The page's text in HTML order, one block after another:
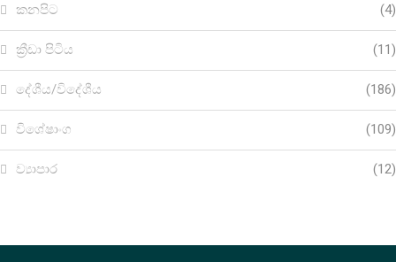
කනපිට (4)
ක්‍රීඩා පිටිය (11)
දේශීය/විදේශීය (186)
විශේෂාංග (109)
ව්‍යාපාර (12)